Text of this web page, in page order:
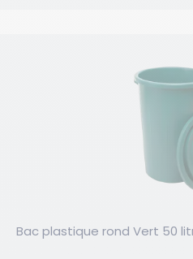
Bac plastique rond Vert 50